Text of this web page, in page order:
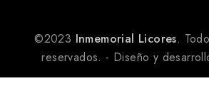
©2023 Inmemorial Licores.
reservados. - Diseño y